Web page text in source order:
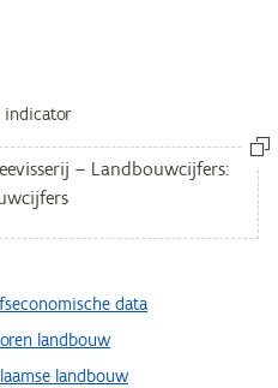
indicator
data
landbouw
landbouw